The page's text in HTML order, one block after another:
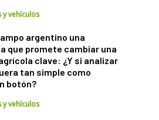
y vehículos
argentino una
que promete cambiar una
clave: ¿Y si analizar
tan simple como
botón?
y vehículos